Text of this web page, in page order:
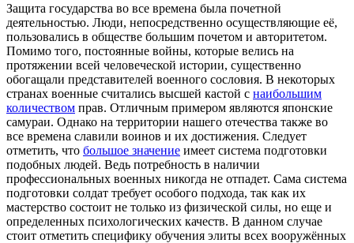
Защита государства во все времена была почетной
деятельностью. Люди, непосредственно осуществляющие её,
пользовались в обществе большим почетом и авторитетом.
Помимо того, постоянные войны, которые велись на
протяжении всей человеческой истории, существенно
обогащали представителей военного сословия. В некоторых
странах военные считались высшей кастой с наибольшим
количеством прав. Отличным примером являются японские
самураи. Однако на территории нашего отечества также во
все времена славили воинов и их достижения. Следует
отметить, что большое значение имеет система подготовки
подобных людей. Ведь потребность в наличии
профессиональных военных никогда не отпадет. Сама система
подготовки солдат требует особого подхода, так как их
мастерство состоит не только из физической силы, но еще и
определенных психологических качеств. В данном случае
стоит отметить специфику обучения элиты всех вооружённых